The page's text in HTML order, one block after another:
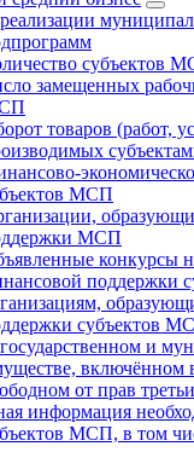
субъектов
замещенных
товаров (работ,
МСП
МСП
конкурсы
поддержки
субъектов
и
включённом
от прав
информация
МСП, в том